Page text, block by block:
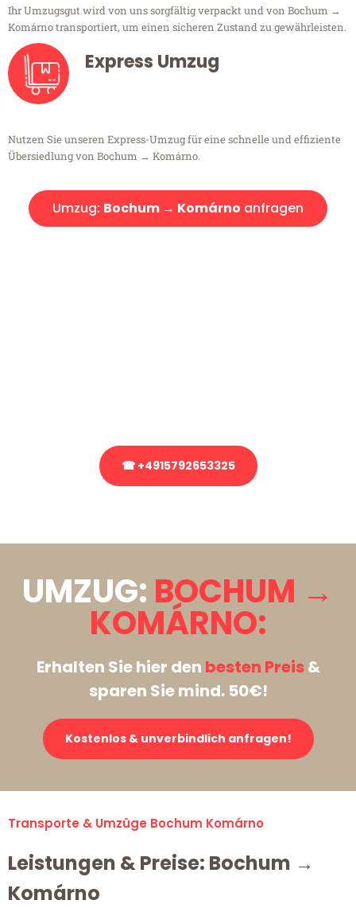
Ihr Umzugsgut wird von uns sorgfältig verpackt und von Bochum →
Komárno transportiert, um einen sicheren Zustand zu gewährleisten.
Express Umzug
Nutzen Sie unseren Express-Umzug für eine schnelle und effiziente
Übersiedlung von Bochum → Komárno.
Umzug: Bochum → Komárno anfragen
☎ +4915792653325
UMZUG: BOCHUM →
KOMÁRNO:
Erhalten Sie hier den besten Preis&
sparen Sie mind. 50€!
Kostenlos & unverbindlich anfragen!
Transporte & Umzüge Bochum Komárno
Leistungen & Preise: Bochum →
Komárno